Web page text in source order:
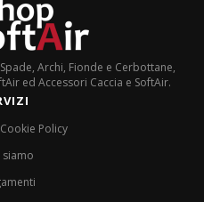
Archi, Fionde e Cerbottane,
ed Accessori Caccia e SoftAir.
Policy
siamo